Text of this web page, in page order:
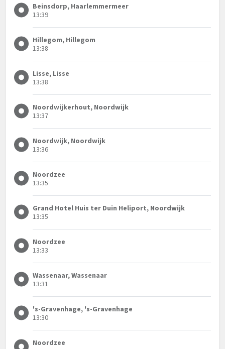
Beinsdorp, Haarlemmermeer
13:39
Hillegom, Hillegom
13:38
Lisse, Lisse
13:38
Noordwijkerhout, Noordwijk
13:37
Noordwijk, Noordwijk
13:36
Noordzee
13:35
Grand Hotel Huis ter Duin Heliport, Noordwijk
13:35
Noordzee
13:33
Wassenaar, Wassenaar
13:31
's-Gravenhage, 's-Gravenhage
13:30
Noordzee